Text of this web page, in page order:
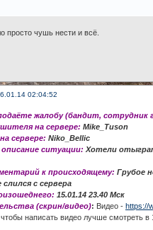
просто чушь нести и всё.
02:04:52
жалобу (бандит, сотрудник
на сервере: Mike_Tuson
сервере: Niko_Bellic
ситуации: Хотели
к происходящему: Грубое
слился с сервера
15.01.14 23.40 Мск
(скрин/видео): Видео -https://
написать видео лучше смотреть